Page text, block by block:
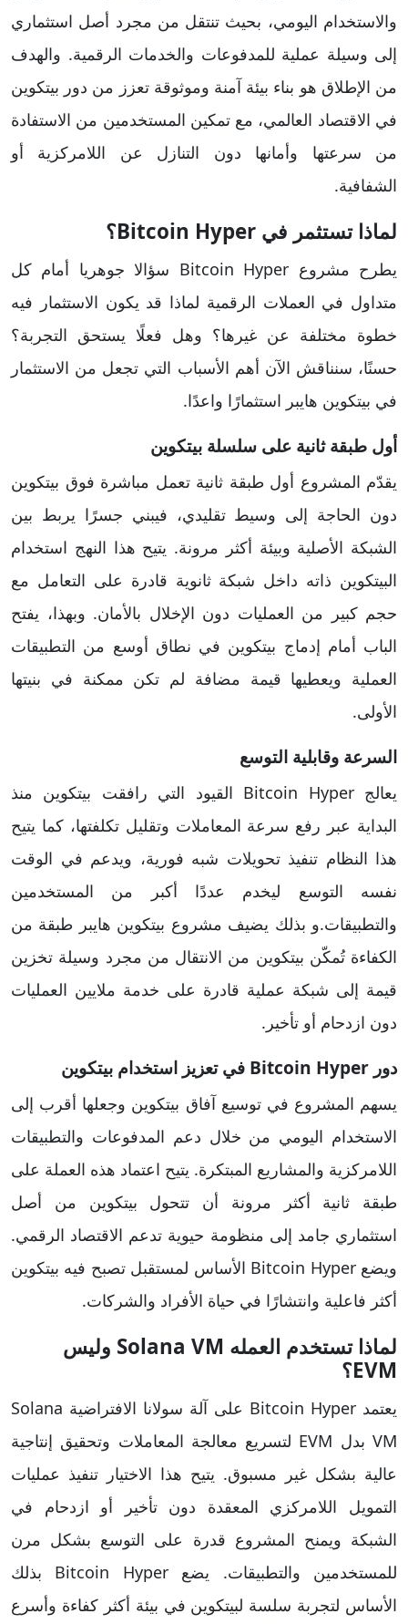
والاستخدام اليومي، بحيث تنتقل من مجرد أصل استثماري
إلى وسيلة عملية للمدفوعات والخدمات الرقمية. والهدف
من الإطلاق هو بناء بيئة آمنة وموثوقة تعزز من دور بيتكوين
في الاقتصاد العالمي، مع تمكين المستخدمين من الاستفادة
من سرعتها وأمانها دون التنازل عن اللامركزية أو
الشفافية.
لماذا تستثمر في Bitcoin Hyper؟
يطرح مشروع Bitcoin Hyper سؤالا جوهريا أمام كل
متداول في العملات الرقمية لماذا قد يكون الاستثمار فيه
خطوة مختلفة عن غيرها؟ وهل فعلًا يستحق التجربة؟
حسنًا، سنناقش الآن أهم الأسباب التي تجعل من الاستثمار
في بيتكوين هايبر استثمارًا واعدًا.
أول طبقة ثانية على سلسلة بيتكوين
يقدّم المشروع أول طبقة ثانية تعمل مباشرة فوق بيتكوين
دون الحاجة إلى وسيط تقليدي، فيبني جسرًا يربط بين
الشبكة الأصلية وبيئة أكثر مرونة. يتيح هذا النهج استخدام
البيتكوين ذاته داخل شبكة ثانوية قادرة على التعامل مع
حجم كبير من العمليات دون الإخلال بالأمان. وبهذا، يفتح
الباب أمام إدماج بيتكوين في نطاق أوسع من التطبيقات
العملية ويعطيها قيمة مضافة لم تكن ممكنة في بنيتها
الأولى.
السرعة وقابلية التوسع
يعالج Bitcoin Hyper القيود التي رافقت بيتكوين منذ
البداية عبر رفع سرعة المعاملات وتقليل تكلفتها، كما يتيح
هذا النظام تنفيذ تحويلات شبه فورية، ويدعم في الوقت
نفسه التوسع ليخدم عددًا أكبر من المستخدمين
والتطبيقات.و بذلك يضيف مشروع بيتكوين هايبر طبقة من
الكفاءة تُمكّن بيتكوين من الانتقال من مجرد وسيلة تخزين
قيمة إلى شبكة عملية قادرة على خدمة ملايين العمليات
دون ازدحام أو تأخير.
دور Bitcoin Hyper في تعزيز استخدام بيتكوين
يسهم المشروع في توسيع آفاق بيتكوين وجعلها أقرب إلى
الاستخدام اليومي من خلال دعم المدفوعات والتطبيقات
اللامركزية والمشاريع المبتكرة. يتيح اعتماد هذه العملة على
طبقة ثانية أكثر مرونة أن تتحول بيتكوين من أصل
استثماري جامد إلى منظومة حيوية تدعم الاقتصاد الرقمي.
ويضع Bitcoin Hyper الأساس لمستقبل تصبح فيه بيتكوين
أكثر فاعلية وانتشارًا في حياة الأفراد والشركات.
لماذا تستخدم العمله Solana VM وليس
EVM؟
يعتمد Bitcoin Hyper على آلة سولانا الافتراضية Solana
VM بدل EVM لتسريع معالجة المعاملات وتحقيق إنتاجية
عالية بشكل غير مسبوق. يتيح هذا الاختيار تنفيذ عمليات
التمويل اللامركزي المعقدة دون تأخير أو ازدحام في
الشبكة ويمنح المشروع قدرة على التوسع بشكل مرن
للمستخدمين والتطبيقات. يضع Bitcoin Hyper بذلك
الأساس لتجربة سلسة لبيتكوين في بيئة أكثر كفاءة وأسرع